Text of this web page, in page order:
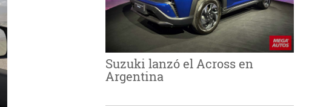
Suzuki lanzó el Across en
Argentina